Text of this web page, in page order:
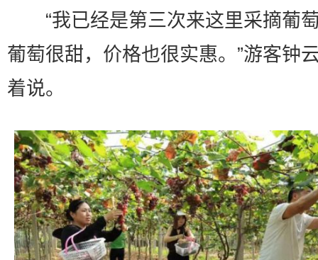
“我已经是第三次来这里采摘葡
葡萄很甜，价格也很实惠。”游客钟
着说。